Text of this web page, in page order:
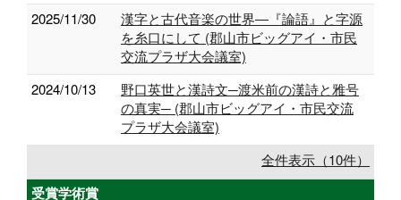
2025/11/30
漢字と古代音楽の世界―『論語』と字源
を糸口にして (郡山市ビッグアイ・市民
交流プラザ大会議室)
2024/10/13
野口英世と漢詩文─渡米前の漢詩と雅号
の真実─ (郡山市ビッグアイ・市民交流
プラザ大会議室)
全件表示（10件）
受賞学術賞